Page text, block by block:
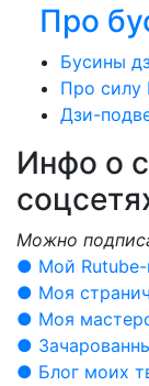
Про
Бусины
Про силу
Дзи-
Инфо о
Можно
● Мой Rutube-
● Моя
● Моя
●
● Блог моих